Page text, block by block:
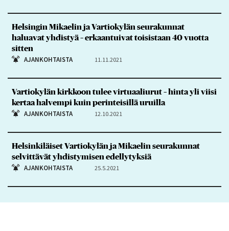
Helsingin Mikaelin ja Vartiokylän seurakunnat
haluavat yhdistyä – erkaantuivat toisistaan 40 vuotta
sitten
AJANKOHTAISTA 11.11.2021
Vartiokylän kirkkoon tulee virtuaaliurut – hinta yli viisi
kertaa halvempi kuin perinteisillä uruilla
AJANKOHTAISTA 12.10.2021
Helsinkiläiset Vartiokylän ja Mikaelin seurakunnat
selvittävät yhdistymisen edellytyksiä
AJANKOHTAISTA 25.5.2021